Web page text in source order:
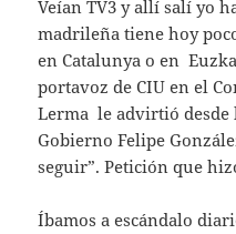
Veían TV3 y allí salí yo
madrileña tiene hoy
en Catalunya o en
portavoz de CIU en el
Lerma le advirtió
Gobierno Felipe
seguir”. Petición que
Íbamos a escándalo